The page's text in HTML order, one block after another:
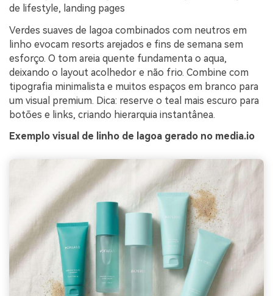
de lifestyle, landing pages
Verdes suaves de lagoa combinados com neutros em
linho evocam resorts arejados e fins de semana sem
esforço. O tom areia quente fundamenta o aqua,
deixando o layout acolhedor e não frio. Combine com
tipografia minimalista e muitos espaços em branco para
um visual premium. Dica: reserve o teal mais escuro para
botões e links, criando hierarquia instantânea.
Exemplo visual de linho de lagoa gerado no media.io